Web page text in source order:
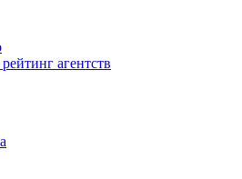
агентств